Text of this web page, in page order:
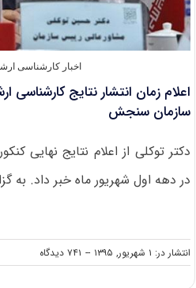
اخبار کارشناسی
سازمان سنجش
در دهه اول شهریور ماه خبر داد. به
انتشار در: ۱ شهریور, ۱۳۹۵ -- ۷۴۱ دیدگاه
on
اعلام